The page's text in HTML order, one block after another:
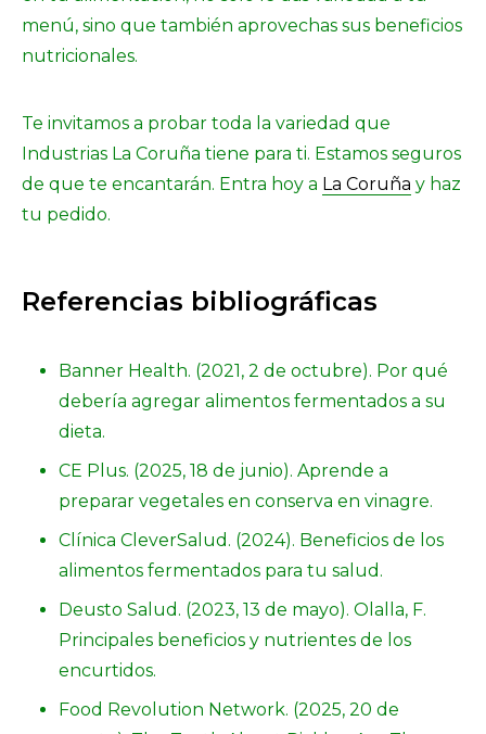
menú, sino que también aprovechas sus beneficios
nutricionales.
Te invitamos a probar toda la variedad que
Industrias La Coruña tiene para ti. Estamos seguros
de que te encantarán. Entra hoy a La Coruña y haz
tu pedido.
Referencias bibliográficas
Banner Health. (2021, 2 de octubre). Por qué
debería agregar alimentos fermentados a su
dieta.
CE Plus. (2025, 18 de junio). Aprende a
preparar vegetales en conserva en vinagre.
Clínica CleverSalud. (2024). Beneficios de los
alimentos fermentados para tu salud.
Deusto Salud. (2023, 13 de mayo). Olalla, F.
Principales beneficios y nutrientes de los
encurtidos.
Food Revolution Network. (2025, 20 de